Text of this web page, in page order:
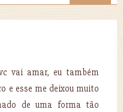
vai amar, eu também
e esse me deixou muito
de uma forma tão